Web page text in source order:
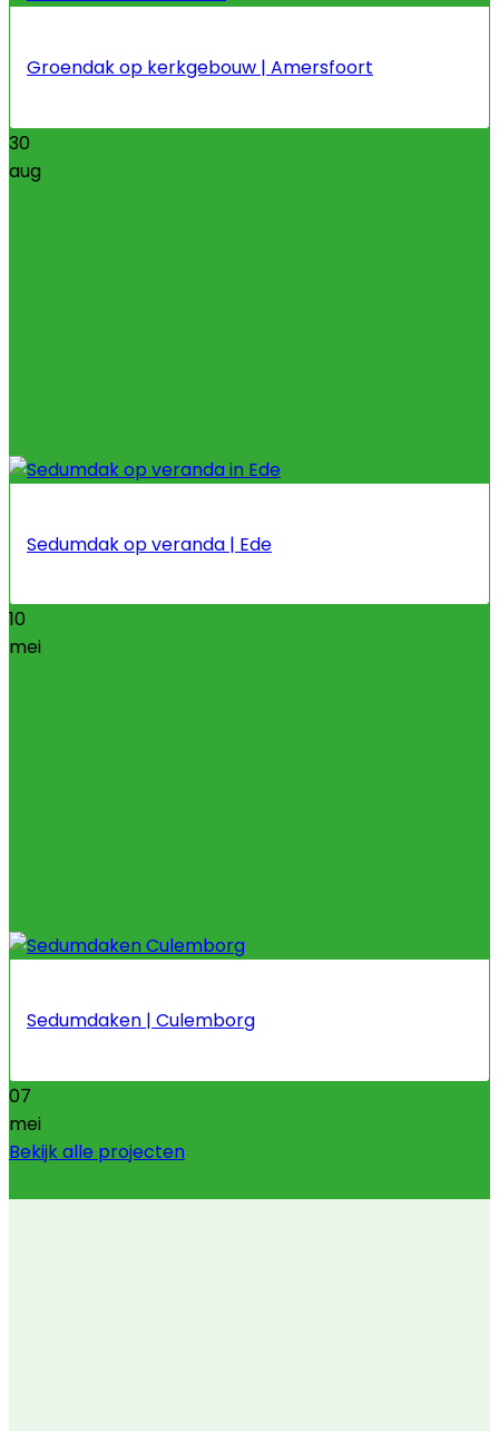
Groendak op kerkgebouw | Amersfoort
30
aug
Sedumdak op veranda | Ede
10
mei
Sedumdaken | Culemborg
07
mei
Bekijk alle projecten